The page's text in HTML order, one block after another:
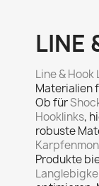
LINE
Line & Hook
Materialien
Ob für
Hooklinks,
robuste
Produkte